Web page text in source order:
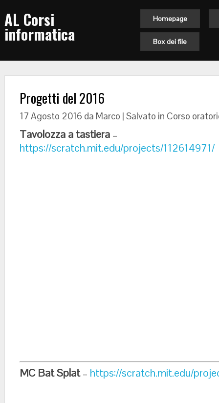
AL Corsi
informatica
Homepage
Box dei file
Progetti del 2016
17 Agosto 2016 da Marco | Salvato in Corso
Tavolozza a tastiera–
https://scratch.mit.edu/projects/112614971/
MC Bat Splat– https://scratch.mit.edu/